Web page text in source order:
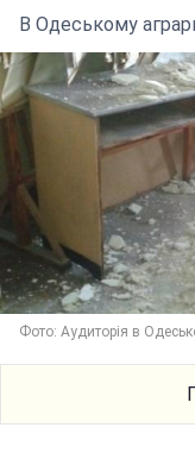
В Одеському
Фото: Аудиторія в